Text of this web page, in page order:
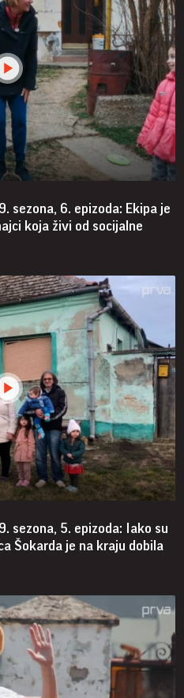
sezona, 6. epizoda: Ekipa je
koja živi od socijalne
sezona, 5. epizoda: Iako su
Šokarda je na kraju dobila